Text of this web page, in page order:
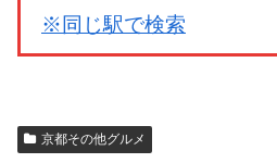
※同じ駅で検索
京都その他グルメ